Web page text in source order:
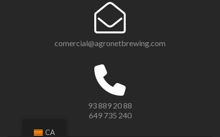
comercial@agronetbrewing.com
93 889 20 88
649 735 240
CA